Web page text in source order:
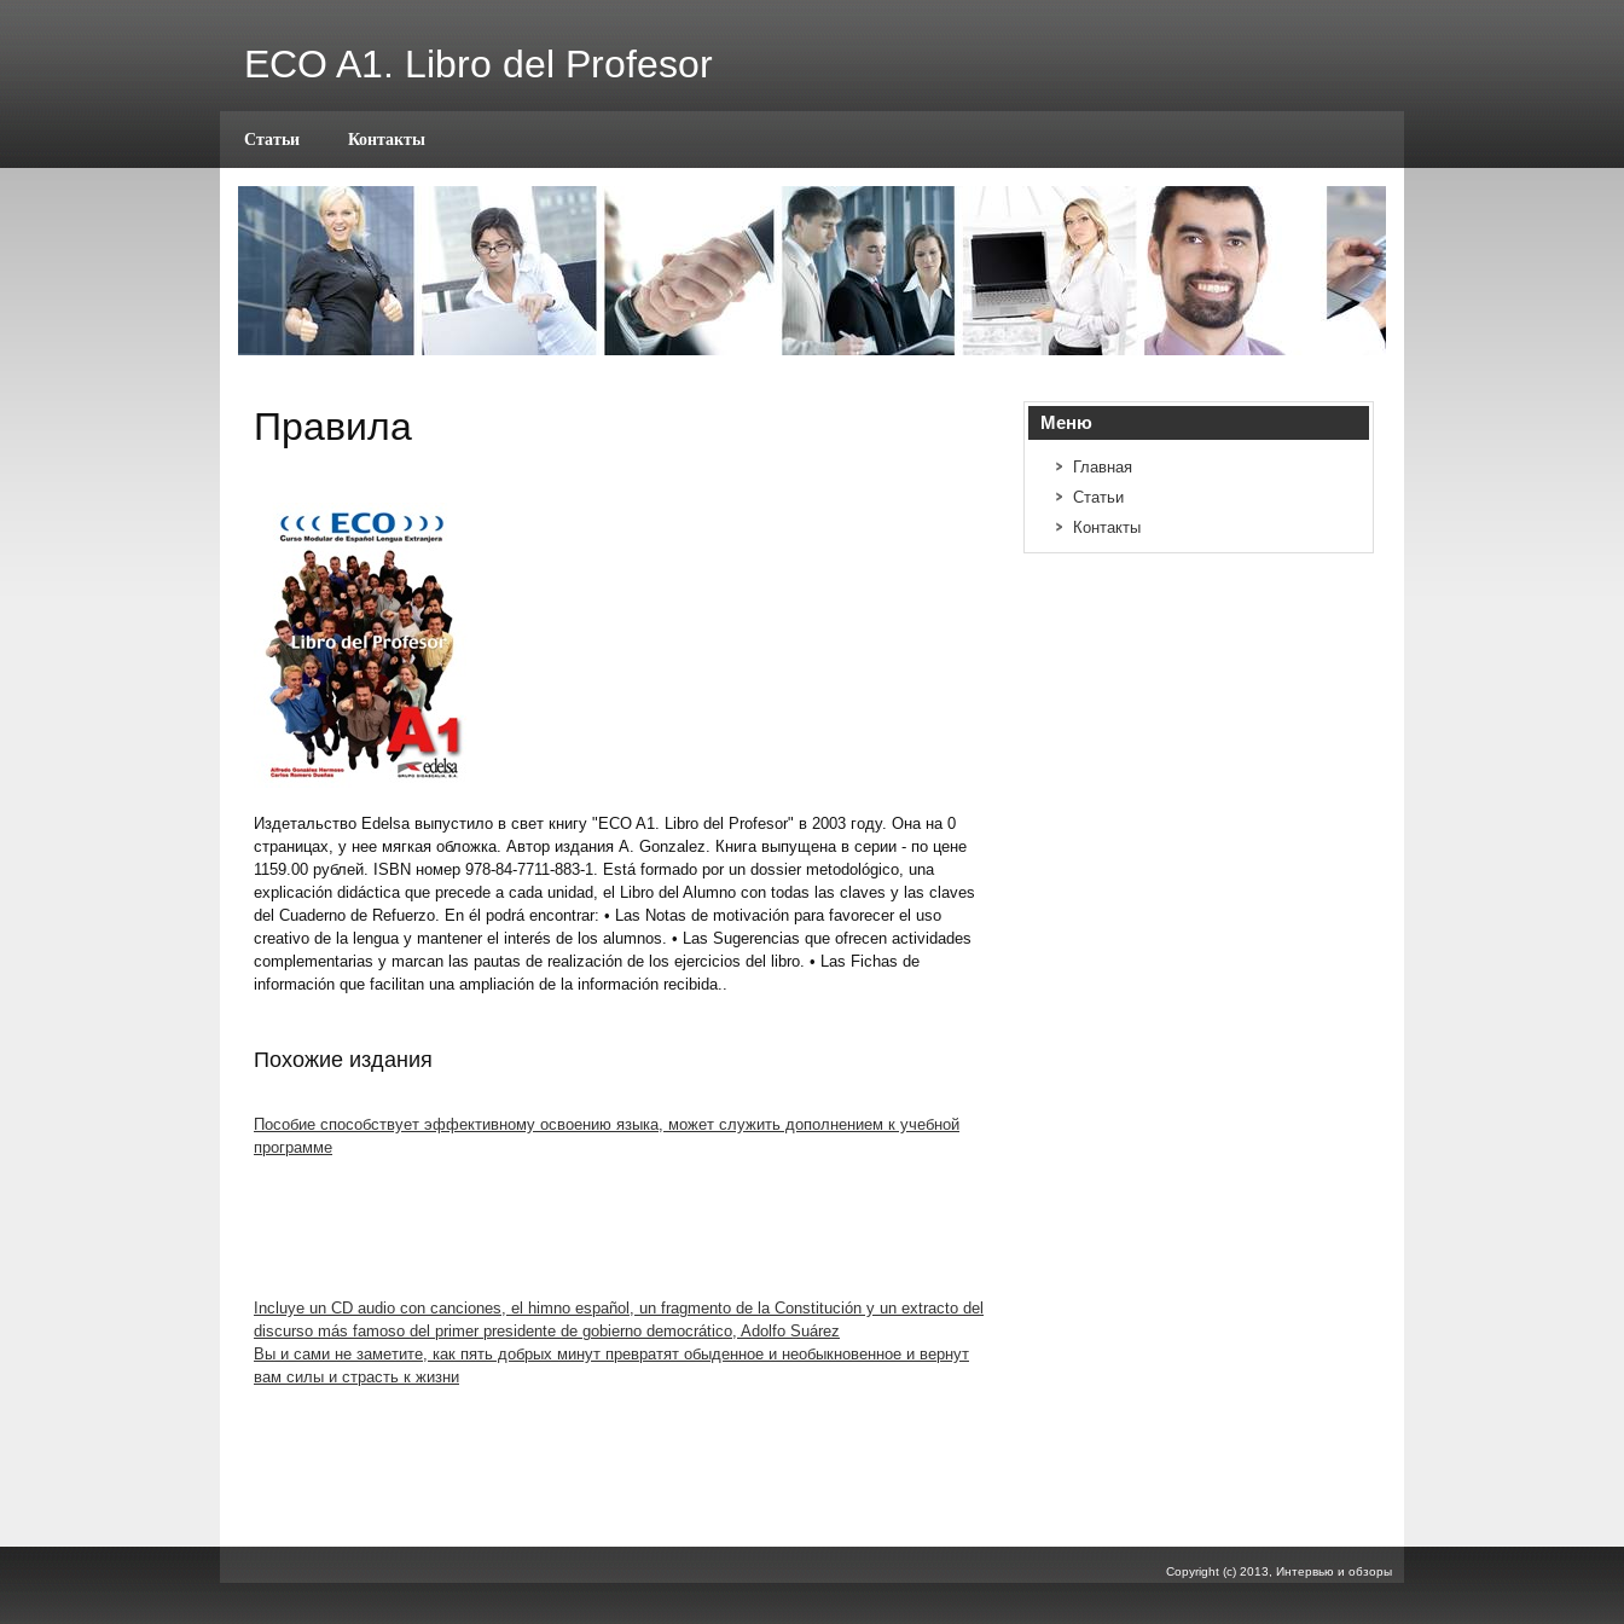
ECO A1. Libro del Profesor
Статьи Контакты
Правила
Издетальство Edelsa выпустило в свет книгу "ECO A1. Libro del Profesor" в 2003 году. Она на 0
страницах, у нее мягкая обложка. Автор издания A. Gonzalez. Книга выпущена в серии - по цене
1159.00 рублей. ISBN номер 978-84-7711-883-1. Está formado por un dossier metodológico, una
explicación didáctica que precede a cada unidad, el Libro del Alumno con todas las claves y las claves
del Cuaderno de Refuerzo. En él podrá encontrar: • Las Notas de motivación para favorecer el uso
creativo de la lengua y mantener el interés de los alumnos. • Las Sugerencias que ofrecen actividades
complementarias y marcan las pautas de realización de los ejercicios del libro. • Las Fichas de
información que facilitan una ampliación de la información recibida..
Похожие издания
Пособие способствует эффективному освоению языка, может служить дополнением к учебной
программе
Incluye un CD audio con canciones, el himno español, un fragmento de la Constitución y un extracto del
discurso más famoso del primer presidente de gobierno democrático, Adolfo Suárez
Вы и сами не заметите, как пять добрых минут превратят обыденное и необыкновенное и вернут
вам силы и страсть к жизни
Меню
Главная
Статьи
Контакты
Copyright (c) 2013, Интервью и обзоры